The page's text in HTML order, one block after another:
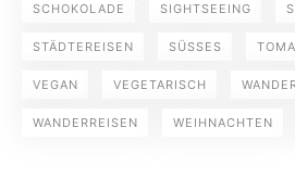
SCHOKOLADE SIGHTSEEING
STÄDTEREISEN SÜSSES
VEGAN VEGETARISCH
WANDERREISEN WEIHNACHTEN